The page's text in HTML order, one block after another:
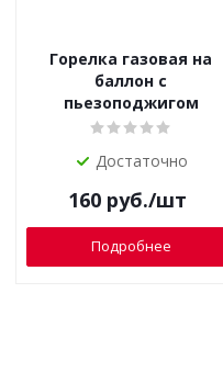
Горелка газовая на
баллон с
пьезоподжигом
Достаточно
160руб./шт
Подробнее